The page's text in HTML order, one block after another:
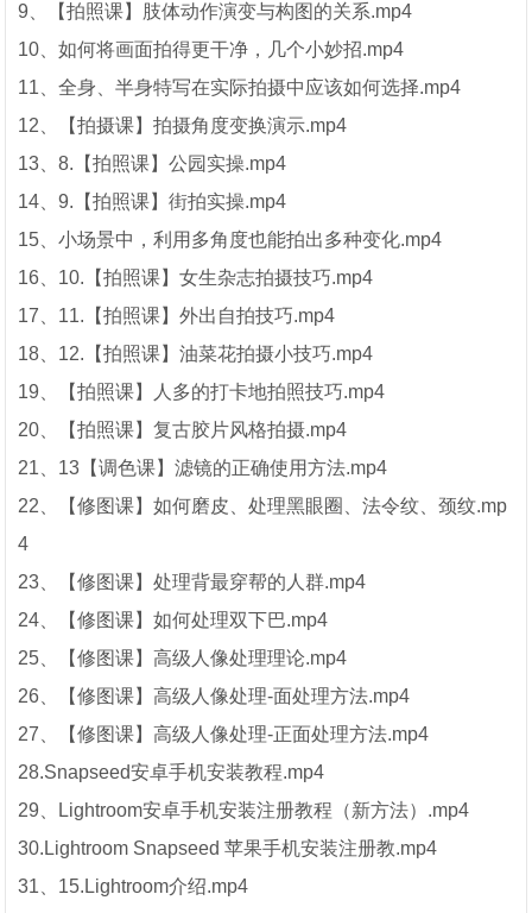
9、【拍照课】肢体动作演变与构图的关系.mp4
10、如何将画面拍得更干净，几个小妙招.mp4
11、全身、半身特写在实际拍摄中应该如何选择.mp4
12、【拍摄课】拍摄角度变换演示.mp4
13、8.【拍照课】公园实操.mp4
14、9.【拍照课】街拍实操.mp4
15、小场景中，利用多角度也能拍出多种变化.mp4
16、10.【拍照课】女生杂志拍摄技巧.mp4
17、11.【拍照课】外出自拍技巧.mp4
18、12.【拍照课】油菜花拍摄小技巧.mp4
19、【拍照课】人多的打卡地拍照技巧.mp4
20、【拍照课】复古胶片风格拍摄.mp4
21、13【调色课】滤镜的正确使用方法.mp4
22、【修图课】如何磨皮、处理黑眼圈、法令纹、颈纹.mp
4
23、【修图课】处理背最穿帮的人群.mp4
24、【修图课】如何处理双下巴.mp4
25、【修图课】高级人像处理理论.mp4
26、【修图课】高级人像处理-面处理方法.mp4
27、【修图课】高级人像处理-正面处理方法.mp4
28.Snapseed安卓手机安装教程.mp4
29、Lightroom安卓手机安装注册教程（新方法）.mp4
30.Lightroom Snapseed 苹果手机安装注册教.mp4
31、15.Lightroom介绍.mp4